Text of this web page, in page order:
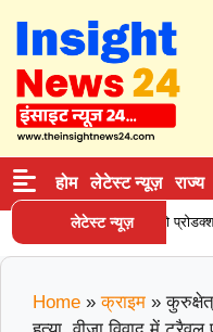
होम लेटेस्ट न्यूज़ राज्य
लेटेस्ट न्यूज़
करने वाले आरोपी को प्रोडक्शन
Home » क्राइम »